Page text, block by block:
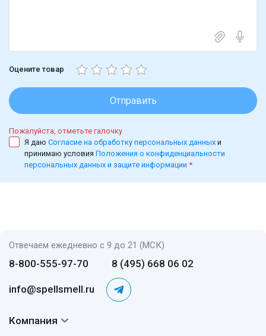
Оцените товар
Отправить
Пожалуйста, отметьте галочку
Я даю Согласие на обработку персональных данных и
принимаю условия Положения о конфиденциальности
персональных данных и защите информации *
Отвечаем ежедневно с 9 до 21 (МСК)
8-800-555-97-70 8 (495) 668 06 02
info@spellsmell.ru
Компания